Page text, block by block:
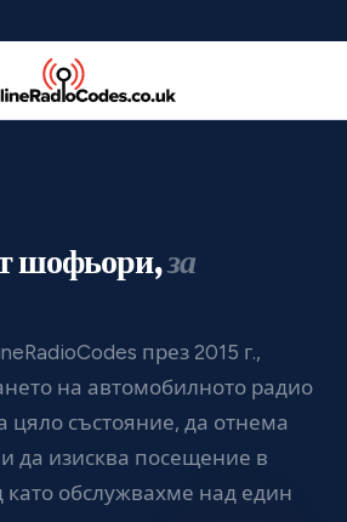
шофьори,за
през 2015 г.,
на автомобилното радио
цяло състояние, да отнема
да изисква посещение в
като обслужвахме над един